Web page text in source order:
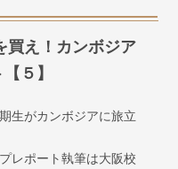
買え！カンボジア
５】
生がカンボジアに旅立
レポート執筆は大阪校